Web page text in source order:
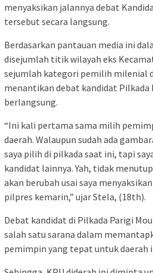
menyaksikan jalannya debat
tersebut secara langsung.
Berdasarkan pantauan media ini
disejumlah titik wilayah eks
sejumlah kategori pemilih milenial
menantikan debat kandidat
berlangsung.
“Ini kali pertama sama milih
daerah. Walaupun sudah ada
saya pilih di pilkada saat ini, tapi
kandidat lainnya. Yah, tidak
akan berubah usai saya
pilpres kemarin,” ujar Stela, (18th).
Debat kandidat di Pilkada Parigi
salah satu sarana dalam
pemimpin yang tepat untuk daerah